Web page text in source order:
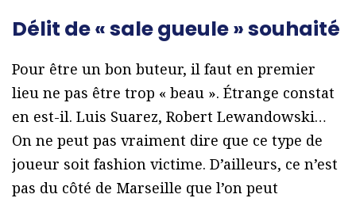
Délit de « sale gueule » souhaité
Pour être un bon buteur, il faut en premier
lieu ne pas être trop « beau ». Étrange constat
en est-il. Luis Suarez, Robert Lewandowski…
On ne peut pas vraiment dire que ce type de
joueur soit fashion victime. D’ailleurs, ce n’est
pas du côté de Marseille que l’on peut